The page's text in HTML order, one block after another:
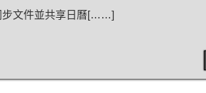
步文件並共享日曆[……]